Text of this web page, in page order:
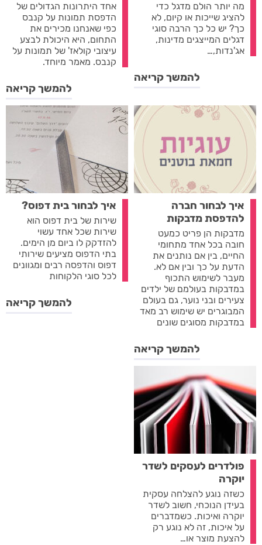
מה יותר הולם מדגל כדי
להציג שייכות או קיום, לא
כך? יש כל כך הרבה סוגי
דגלים המייצגים מדינות,
אג'נדות,…
להמשך קריאה
אחד היתרונות הגדולים של
הדפסת תמונות על קנבס
כפי שאנחנו מכירים את
התחום, היא היכולת לבצע
עיצובי קולאז' של תמונות על
קנבס. מאמר מיוחד.
להמשך קריאה
איך לבחור חברה
להדפסת מדבקות
מדבקות הן פריט כמעט
חובה בכל אחד מתחומי
החיים, בין אם נותנים את
הדעת על כך ובין אם לא.
מעבר לשימוש התכוף
במדבקות בעולמם של ילדים
צעירים ובני נוער, גם בעולם
המבוגרים יש שימוש רב מאד
במדבקות מסוגים שונים
להמשך קריאה
איך לבחור בית דפוס?
שירות של בית דפוס הוא
שירות שכל אחד עשוי
להזדקק לו ביום מן הימים.
בתי הדפוס מציעים שירותי
דפוס והדפסה רבים ומגוונים
לכל סוגי הלקוחות
להמשך קריאה
פולדרים לעסקים לשדר
יוקרה
כשזה נוגע להצלחה עסקית
בעידן הנוכחי, חשוב לשדר
יוקרה ואיכות. כשמדברים
על איכות, זה לא נוגע רק
להצעת מוצר או…